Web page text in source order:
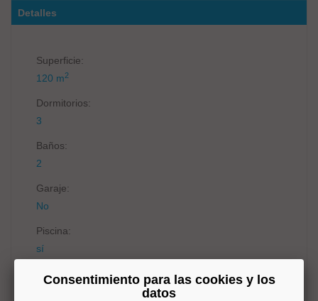
Detalles
Superficie:
120 m2
Dormitorios:
3
Baños:
2
Garaje:
No
Piscina:
sí
Ascensor:
Consentimiento para las cookies y los
datos